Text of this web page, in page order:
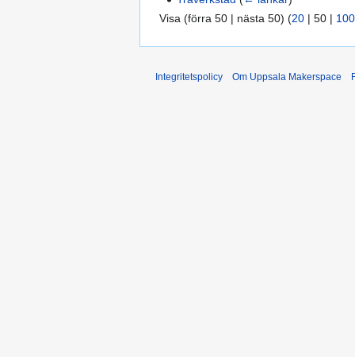
Visa (förra 50 | nästa 50) (20 | 50 | 100
Integritetspolicy Om Uppsala Makerspace